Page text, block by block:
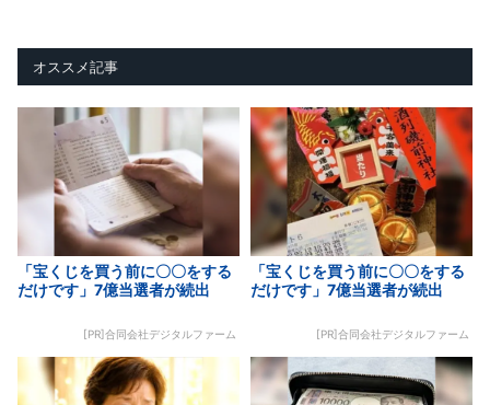
オススメ記事
「宝くじを買う前に〇〇をする
だけです」7億当選者が続出
[PR]合同会社デジタルファーム
「宝くじを買う前に〇〇をする
だけです」7億当選者が続出
[PR]合同会社デジタルファーム